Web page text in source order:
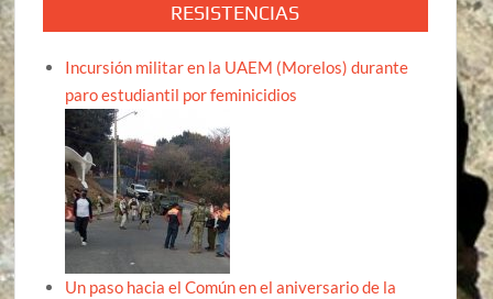
RESISTENCIAS
Incursión militar en la UAEM (Morelos) durante
paro estudiantil por feminicidios
Un paso hacia el Común en el aniversario de la